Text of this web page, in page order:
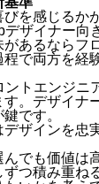
びを感じるか
デザイナー向
があるならフ
で両方を経
トエンジニ
。デザイナ
です。
ザインを忠
んでも価値は
つ積み重ね